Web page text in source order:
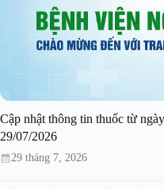
Cập nhật thông tin thuốc từ
29/07/2026
29 tháng 7, 2026